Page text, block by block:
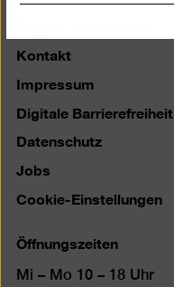
Kontakt
Impressum
Digitale Barrierefreiheit
Datenschutz
Jobs
Cookie-Einstellungen
Öffnungszeiten
Mi – Mo 10 – 18 Uhr